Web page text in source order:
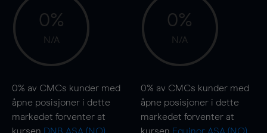
0%
N/A
0% av CMCs kunder med
åpne posisjoner i dette
markedet forventer at
kursen DNB ASA (NO)
0%
N/A
0% av CMCs kunder med
åpne posisjoner i dette
markedet forventer at
kursen Equinor ASA (NO)